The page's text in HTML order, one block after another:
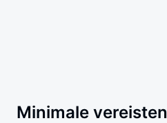
Minimale vereisten